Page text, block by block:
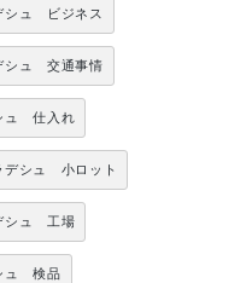
シュ ビジネス
シュ 交通事情
ュ 仕入れ
デシュ 小ロット
シュ 工場
ュ 検品